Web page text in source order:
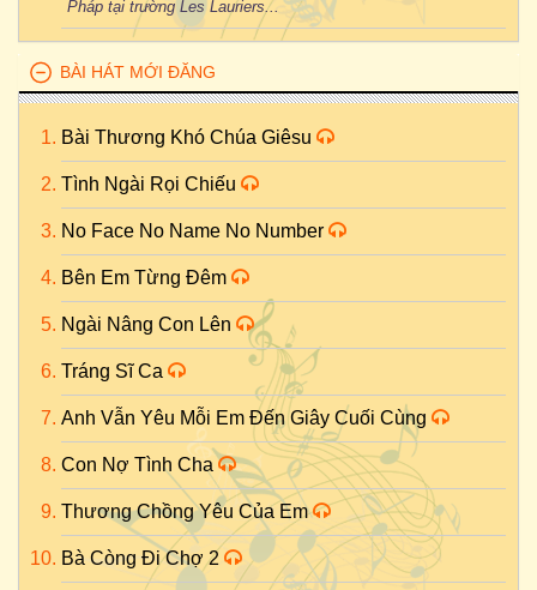
Pháp tại trường Les Lauriers...
BÀI HÁT MỚI ĐĂNG
Bài Thương Khó Chúa Giêsu
Tình Ngài Rọi Chiếu
No Face No Name No Number
Bên Em Từng Đêm
Ngài Nâng Con Lên
Tráng Sĩ Ca
Anh Vẫn Yêu Mỗi Em Đến Giây Cuối Cùng
Con Nợ Tình Cha
Thương Chồng Yêu Của Em
Bà Còng Đi Chợ 2